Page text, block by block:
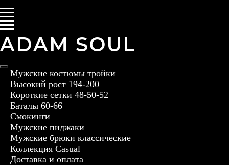
ADAM SOUL
Мужские костюмы тройки
Высокий рост 194-200
Короткие сетки 48-50-52
Баталы 60-66
Смокинги
Мужские пиджаки
Мужские брюки классические
Коллекция Casual
Доставка и оплата